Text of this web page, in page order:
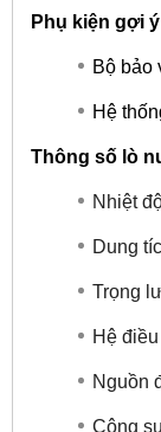
Phụ kiện gợi
Bộ bảo
Hệ
Thông số lò
Nhiệt
Dung
Trọng
Hệ
Nguồn
Công